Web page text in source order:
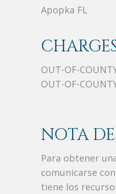
Apopka FL
OUT-OF-
OUT-OF-
NOTA
Para obtener
comunicarse
tiene los